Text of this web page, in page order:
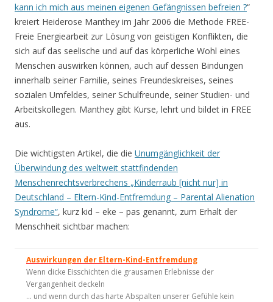
kann ich mich aus meinen eigenen Gefängnissen befreien ?“
kreiert Heiderose Manthey im Jahr 2006 die Methode FREE-
Freie Energiearbeit zur Lösung von geistigen Konflikten, die
sich auf das seelische und auf das körperliche Wohl eines
Menschen auswirken können, auch auf dessen Bindungen
innerhalb seiner Familie, seines Freundeskreises, seines
sozialen Umfeldes, seiner Schulfreunde, seiner Studien- und
Arbeitskollegen. Manthey gibt Kurse, lehrt und bildet in FREE
aus.
Die wichtigsten Artikel, die die Unumgänglichkeit der
Überwindung des weltweit stattfindenden
Menschenrechtsverbrechens „Kinderraub [nicht nur] in
Deutschland – Eltern-Kind-Entfremdung – Parental Alienation
Syndrome“, kurz kid – eke – pas genannt, zum Erhalt der
Menschheit sichtbar machen:
Auswirkungen der Eltern-Kind-Entfremdung
Wenn dicke Eisschichten die grausamen Erlebnisse der
Vergangenheit deckeln
… und wenn durch das harte Abspalten unserer Gefühle kein